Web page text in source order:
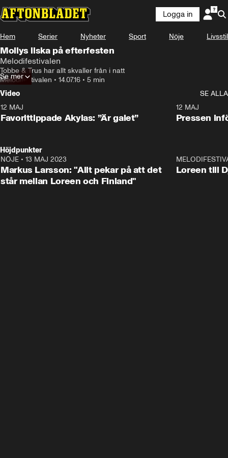
Logga in
Hem Serier Nyheter Sport Nöje Livsstil
Mollys ilska på efterfesten
Melodifestivalen
Tobbe & Trus har allt skvaller från i natt
Melodifestivalen • 14.07.16 • 5 min
Se mer
Video
SE ALLA
12 MAJ
Favorittippade Akylas: ”Är galet”
12 MAJ
Pressen
Höjdpunkter
NÖJE • 13 MAJ 2023
Markus Larsson: "Allt pekar på att det
står mellan Loreen och Finland"
Loreen till